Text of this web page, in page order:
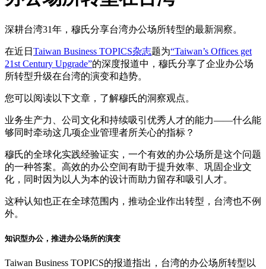
深耕台湾31年，穆氏分享台湾办公场所转型的最新洞察。
在近日 Taiwan Business TOPICS杂志题为“Taiwan’s Offices get
21st Century Upgrade”的深度报道中，穆氏分享了企业办公场
所转型升级在台湾的演变和趋势。
您可以阅读以下文章，了解穆氏的洞察观点。
业务生产力、公司文化和持续吸引优秀人才的能力——什么能
够同时牵动这几项企业管理者所关心的指标？
穆氏的全球化实践经验证实，一个有效的办公场所是这个问题
的一种答案。高效的办公空间有助于提升效率、巩固企业文
化，同时因为以人为本的设计而助力留存和吸引人才。
这种认知也正在全球范围内，推动企业作出转型，台湾也不例
外。
知识型办公，推进办公场所的演变
Taiwan Business TOPICS的报道指出，台湾的办公场所转型以